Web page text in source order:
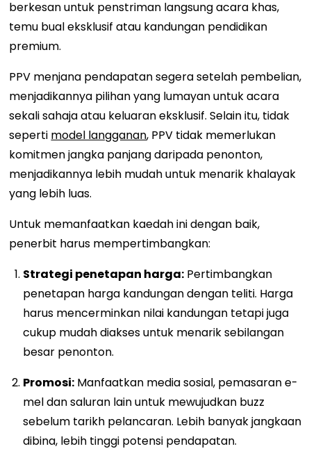
berkesan untuk penstriman langsung acara khas,
temu bual eksklusif atau kandungan pendidikan
premium.
PPV menjana pendapatan segera setelah pembelian,
menjadikannya pilihan yang lumayan untuk acara
sekali sahaja atau keluaran eksklusif. Selain itu, tidak
seperti model langganan, PPV tidak memerlukan
komitmen jangka panjang daripada penonton,
menjadikannya lebih mudah untuk menarik khalayak
yang lebih luas.
Untuk memanfaatkan kaedah ini dengan baik,
penerbit harus mempertimbangkan:
Strategi penetapan harga: Pertimbangkan
penetapan harga kandungan dengan teliti. Harga
harus mencerminkan nilai kandungan tetapi juga
cukup mudah diakses untuk menarik sebilangan
besar penonton.
Promosi: Manfaatkan media sosial, pemasaran e-
mel dan saluran lain untuk mewujudkan buzz
sebelum tarikh pelancaran. Lebih banyak jangkaan
dibina, lebih tinggi potensi pendapatan.